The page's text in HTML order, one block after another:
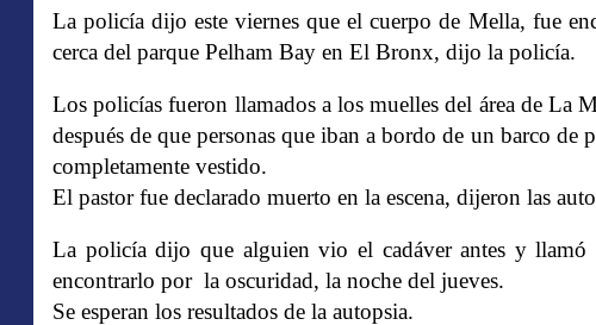
La policía dijo este viernes que el cuerpo de Mella, fue
cerca del parque Pelham Bay en El Bronx, dijo la policía.
Los policías fueron llamados a los muelles del área de La
después de que personas que iban a bordo de un barco de
completamente vestido.
El pastor fue declarado muerto en la escena, dijeron las
La policía dijo que alguien vio el cadáver antes y
encontrarlo por la oscuridad, la noche del jueves.
Se esperan los resultados de la autopsia.